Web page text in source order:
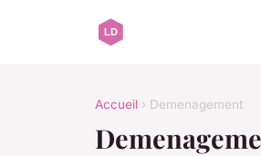
Accueil › Demenagement